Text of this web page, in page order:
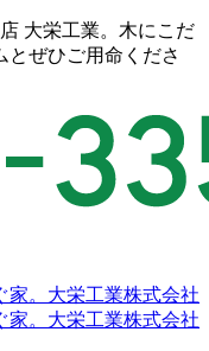
大栄工業。木にこだ
とぜひご用命くださ